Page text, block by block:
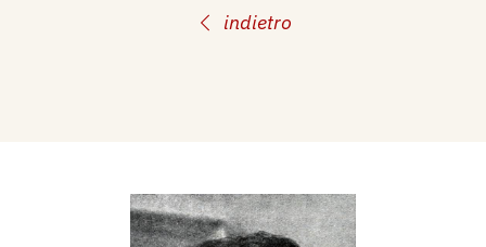
indietro
studiare e lavorare per cinque anni. Finalmente,
presso Cislago.
In questi giorni il pittore è stato colpito da un